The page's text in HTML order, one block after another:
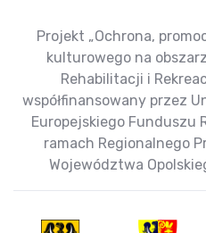
Projekt „Ochrona,
kulturowego na
Rehabilitacji i
współfinansowany przez
Europejskiego Funduszu
ramach Regionalnego
Województwa